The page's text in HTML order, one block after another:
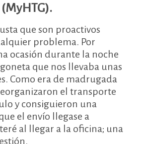
que son proactivos
problema. Por
ocasión durante la noche
que nos llevaba unas
Como era de madrugada
el transporte
y consiguieron una
el envío llegase a
al llegar a la oficina; una